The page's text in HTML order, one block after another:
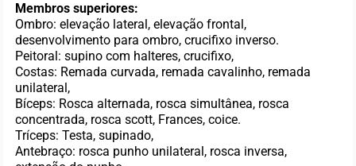
Membros superiores:
Ombro: elevação lateral, elevação frontal,
desenvolvimento para ombro, crucifixo inverso.
Peitoral: supino com halteres, crucifixo,
Costas: Remada curvada, remada cavalinho, remada
unilateral,
Bíceps: Rosca alternada, rosca simultânea, rosca
concentrada, rosca scott, Frances, coice.
Tríceps: Testa, supinado,
Antebraço: rosca punho unilateral, rosca inversa,